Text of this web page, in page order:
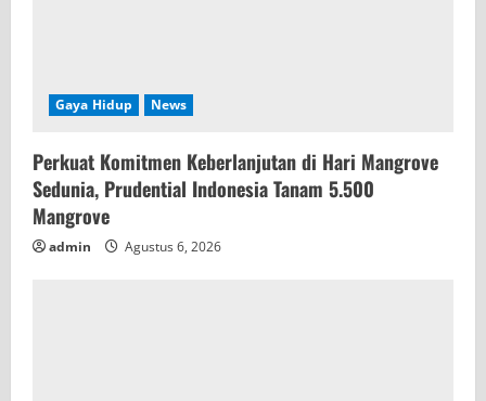
Gaya Hidup News
Perkuat Komitmen Keberlanjutan di Hari Mangrove
Sedunia, Prudential Indonesia Tanam 5.500
Mangrove
admin Agustus 6, 2026